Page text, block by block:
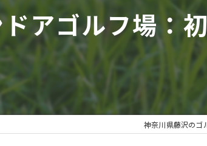
練習場
フィッティング
クラブショップ
ウテミル 浦
市原インド
ウテミル
アゴルフ場：
神奈川県藤沢のゴ